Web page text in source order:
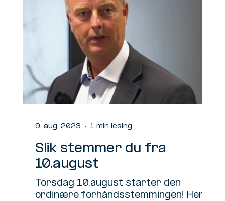
Slik stemmer du fra
10.august
Torsdag 10.august starter den
ordinære forhåndsstemmingen! Her
9. aug. 2023 1 min lesing